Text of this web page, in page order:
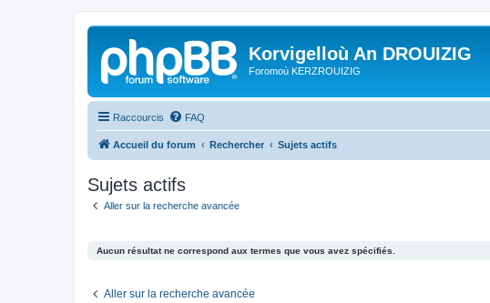
Korvigelloù An DROUIZIG
Foromoù KERZROUIZIG
Raccourcis FAQ
Accueil du forum Rechercher Sujets actifs
Sujets actifs
Aller sur la recherche avancée
Aucun résultat ne correspond aux termes que vous avez spécifiés.
Aller sur la recherche avancée